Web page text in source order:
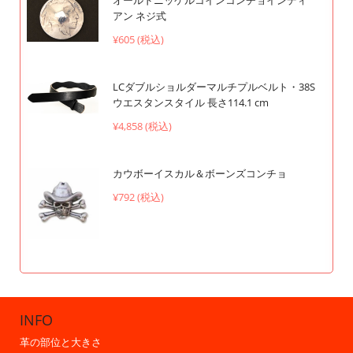
アン ネジ式
¥605 (税込)
LCダブルショルダーマルチプルベルト・38S
ウエスタンスタイル 長さ114.1 cm
¥4,858 (税込)
カウボーイスカル＆ボーンズコンチョ
¥792 (税込)
INFO
革の部位と大きさ